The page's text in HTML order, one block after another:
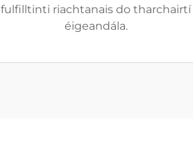
fulfilltinti riachtanais do tharchairtí
éigeandála.